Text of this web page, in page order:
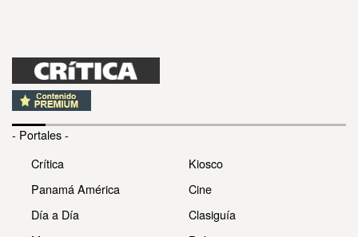
- Portales -
Crítica
Panamá América
Día a Día
Kiosco
Cine
Clasiguía